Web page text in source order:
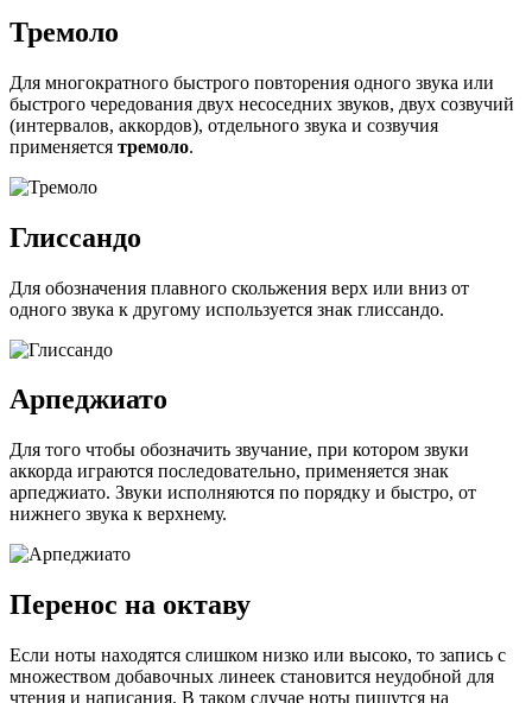
Тремоло
Для многократного быстрого повторения одного звука или
быстрого чередования двух несоседних звуков, двух созвучий
(интервалов, аккордов), отдельного звука и созвучия
применяется тремоло.
Глиссандо
Для обозначения плавного скольжения верх или вниз от
одного звука к другому используется знак глиссандо.
Арпеджиато
Для того чтобы обозначить звучание, при котором звуки
аккорда играются последовательно, применяется знак
арпеджиато. Звуки исполняются по порядку и быстро, от
нижнего звука к верхнему.
Перенос на октаву
Если ноты находятся слишком низко или высоко, то запись с
множеством добавочных линеек становится неудобной для
чтения и написания. В таком случае ноты пишутся на